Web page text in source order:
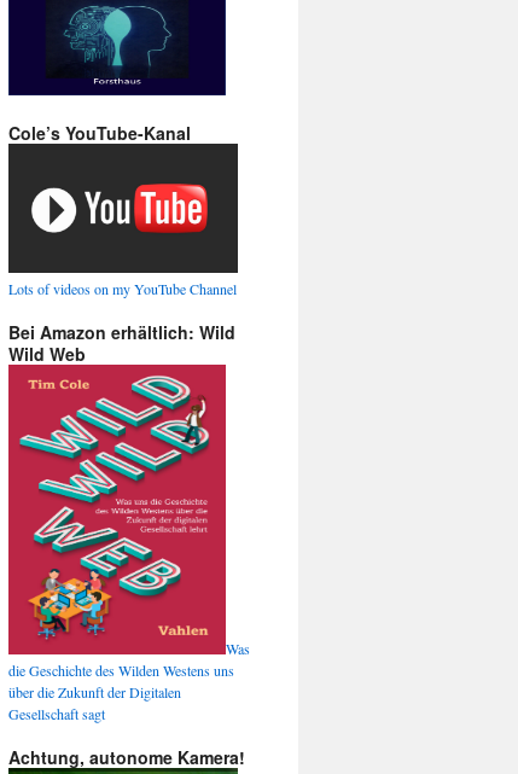
Cole’s YouTube-Kanal
Lots of videos on my YouTube Channel
Bei Amazon erhältlich: Wild
Wild Web
Was
die Geschichte des Wilden Westens uns
über die Zukunft der Digitalen
Gesellschaft sagt
Achtung, autonome Kamera!